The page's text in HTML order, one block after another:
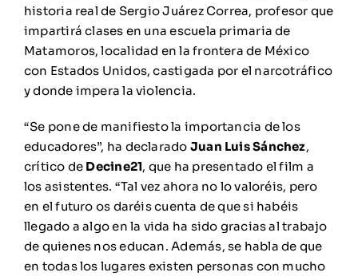
historia real de Sergio Juárez Correa, profesor que
impartirá clases en una escuela primaria de
Matamoros, localidad en la frontera de México
con Estados Unidos, castigada por el narcotráfico
y donde impera la violencia.
“Se pone de manifiesto la importancia de los
educadores”, ha declarado Juan Luis Sánchez,
crítico de Decine21, que ha presentado el film a
los asistentes. “Tal vez ahora no lo valoréis, pero
en el futuro os daréis cuenta de que si habéis
llegado a algo en la vida ha sido gracias al trabajo
de quienes nos educan. Además, se habla de que
en todas los lugares existen personas con mucho